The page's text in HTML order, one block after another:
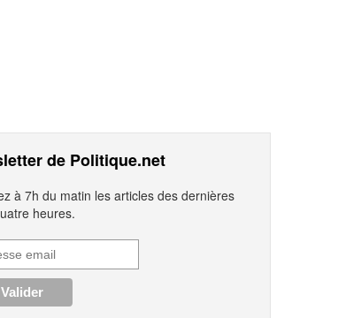
de Politique.net
à 7h du matin les articles des dernières
heures.